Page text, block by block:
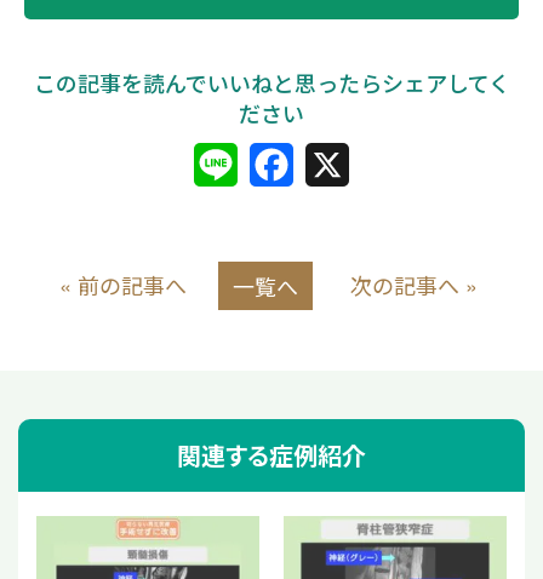
L
F
e
o
k
X
« 前の記事へ 一覧へ 次の記事へ »
関連する症例紹介